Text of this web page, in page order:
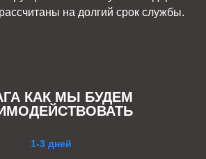
на долгий срок службы.
КАК МЫ БУДЕМ
1-3 дней